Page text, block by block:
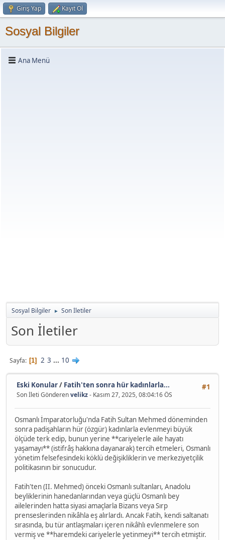
Giriş Yap Kayıt Ol
Sosyal Bilgiler
Ana Menü
Sosyal Bilgiler ► Son İletiler
Son İletiler
Sayfa 1 2 3 ... 10
#1
Eski Konular/ Fatih'ten sonra hür kadınlarla...
Son İleti Gönderenvelikz- Kasım 27, 2025, 08:04:16 ÖS
Osmanlı İmparatorluğu'nda Fatih Sultan Mehmed döneminden
sonra padişahların hür (özgür) kadınlarla evlenmeyi büyük
ölçüde terk edip, bunun yerine **cariyelerle aile hayatı
yaşamayı** (istifrâş hakkına dayanarak) tercih etmeleri, Osmanlı
yönetim felsefesindeki köklü değişikliklerin ve merkeziyetçilik
politikasının bir sonucudur.
Fatih'ten (II. Mehmed) önceki Osmanlı sultanları, Anadolu
beyliklerinin hanedanlarından veya güçlü Osmanlı bey
ailelerinden hatta siyasi amaçlarla Bizans veya Sırp
prenseslerinden nikâhla eş alırlardı. Ancak Fatih, kendi saltanatı
sırasında, bu tür antlaşmaları içeren nikâhlı evlenmelere son
vermiş ve **haremdeki cariyelerle yetinmeyi** tercih etmiştir.